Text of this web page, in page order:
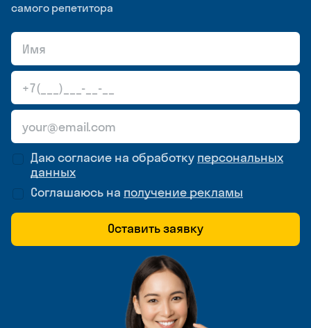
самого репетитора
Даю согласие на обработку персональных
данных
Соглашаюсь на получение рекламы
Оставить заявку